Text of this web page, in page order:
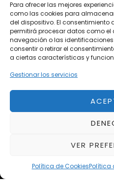
Para ofrecer las mejores
como las cookies para
del dispositivo. El consentimiento
permitirá procesar datos como
navegación o las identificaciones
consentir o retirar el
a ciertas características y
Gestionar los servicios
VER
Política de CookiesPolítica
Vehículos de Ocasión
Próximos
Eclipse by
Del 12/08/2026 al
Del 02/10/2026
Del 02/10/2026 al